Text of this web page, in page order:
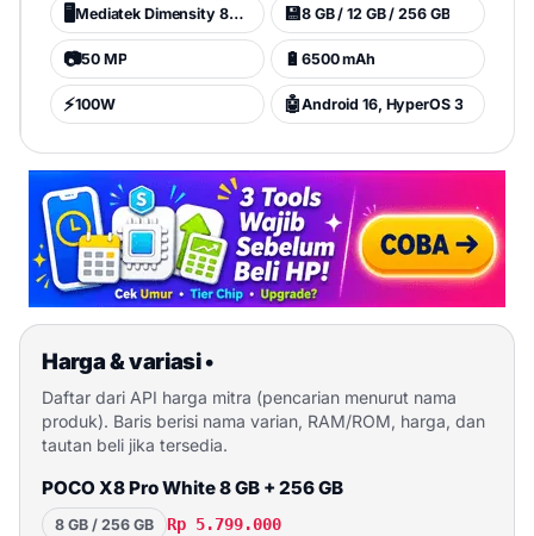
🖥️ Mediatek Dimensity 8500 Ultra (4 nm) 💾8 GB / 12 GB / 256 GB
📷50 MP 🔋 6500 mAh
⚡100W 🤖Android 16, HyperOS 3
Harga & variasi•
Daftar dari API harga mitra (pencarian menurut nama
produk). Baris berisi nama varian, RAM/ROM, harga, dan
tautan beli jika tersedia.
POCO X8 Pro White 8 GB + 256 GB
8 GB / 256 GB Rp 5.799.000